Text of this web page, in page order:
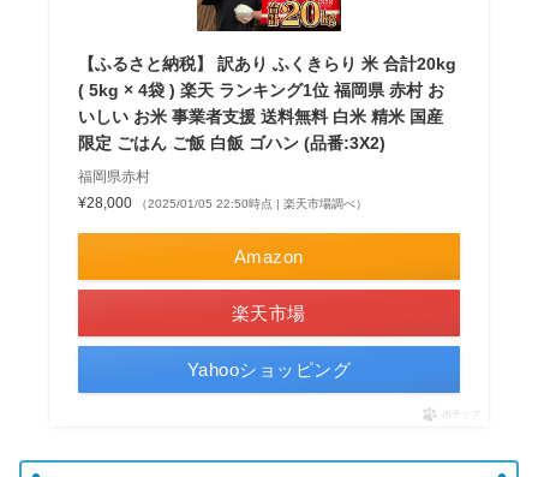
【ふるさと納税】 訳あり ふくきらり 米 合計20kg
( 5kg × 4袋 ) 楽天 ランキング1位 福岡県 赤村 お
いしい お米 事業者支援 送料無料 白米 精米 国産
限定 ごはん ご飯 白飯 ゴハン (品番:3X2)
福岡県赤村
¥28,000
（2025/01/05 22:50時点 | 楽天市場調べ）
Amazon
楽天市場
Yahooショッピング
ポチップ